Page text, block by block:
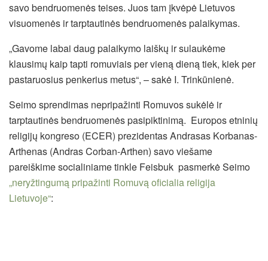
savo bendruomenės teises. Juos tam įkvėpė Lietuvos
visuomenės ir tarptautinės bendruomenės palaikymas.
„Gavome labai daug palaikymo laiškų ir sulaukėme
klausimų kaip tapti romuviais per vieną dieną tiek, kiek per
pastaruosius penkerius metus“, – sakė I. Trinkūnienė.
Seimo sprendimas nepripažinti Romuvos sukėlė ir
tarptautinės bendruomenės pasipiktinimą. Europos etninių
religijų kongreso (ECER) prezidentas Andrasas Korbanas-
Arthenas (Andras Corban-Arthen) savo viešame
pareiškime socialiniame tinkle Feisbuk pasmerkė Seimo
„neryžtingumą pripažinti Romuvą oficialia religija
Lietuvoje“: